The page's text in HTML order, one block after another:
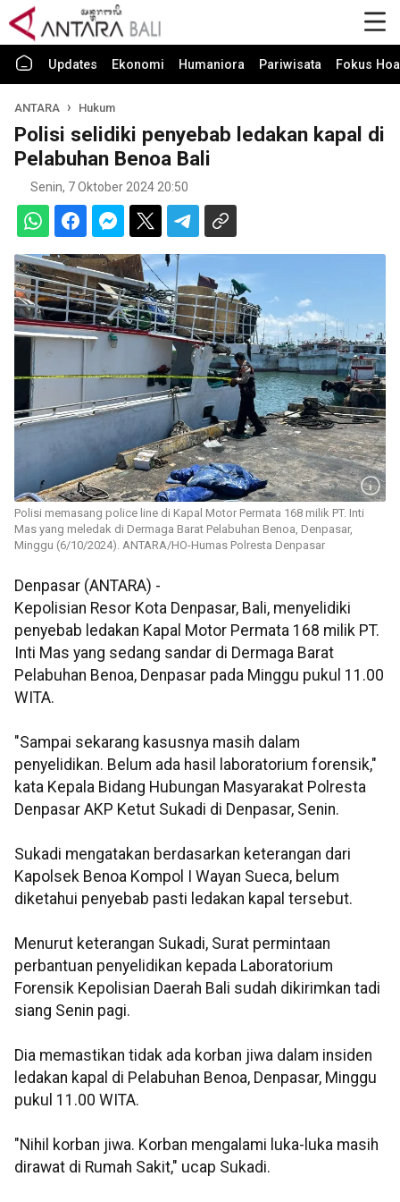
Updates Ekonomi Humaniora Pariwisata Fokus
ANTARA Hukum
Polisi selidiki penyebab ledakan kapal di
Pelabuhan Benoa Bali
Senin, 7 Oktober 2024 20:50
Polisi memasang police line di Kapal Motor Permata 168 milik PT. Inti
Mas yang meledak di Dermaga Barat Pelabuhan Benoa, Denpasar,
Minggu (6/10/2024). ANTARA/HO-Humas Polresta Denpasar
Denpasar (ANTARA) -
Kepolisian Resor Kota Denpasar, Bali, menyelidiki
penyebab ledakan Kapal Motor Permata 168 milik PT.
Inti Mas yang sedang sandar di Dermaga Barat
Pelabuhan Benoa, Denpasar pada Minggu pukul 11.00
WITA.
"Sampai sekarang kasusnya masih dalam
penyelidikan. Belum ada hasil laboratorium forensik,"
kata Kepala Bidang Hubungan Masyarakat Polresta
Denpasar AKP Ketut Sukadi di Denpasar, Senin.
Sukadi mengatakan berdasarkan keterangan dari
Kapolsek Benoa Kompol I Wayan Sueca, belum
diketahui penyebab pasti ledakan kapal tersebut.
Menurut keterangan Sukadi, Surat permintaan
perbantuan penyelidikan kepada Laboratorium
Forensik Kepolisian Daerah Bali sudah dikirimkan tadi
siang Senin pagi.
Dia memastikan tidak ada korban jiwa dalam insiden
ledakan kapal di Pelabuhan Benoa, Denpasar, Minggu
pukul 11.00 WITA.
"Nihil korban jiwa. Korban mengalami luka-luka masih
dirawat di Rumah Sakit," ucap Sukadi.